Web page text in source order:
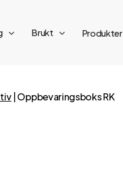
Brukt Produkter
| Oppbevaringsboks RK